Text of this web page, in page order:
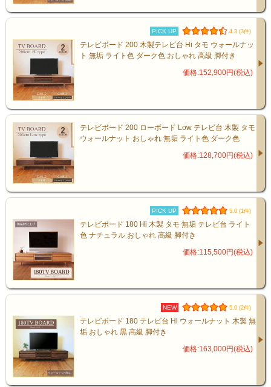
見た目も収納力も、妥協しない
引出しには、DVDやゲーム機、小物もすっ
きり整頓。
PICK UP 4.3 (3件)
テレビボード 200 木製テレビ台 Hi タモ ウォールナッ
ト 無垢 ライト色 ダーク色 おしゃれ 高級 脚付き
価格:152,900円(税込)
テレビボード 200 ローボード Low テレビ台 木製 タモ
ウォールナット おしゃれ 無垢 ライト色 ダーク色
価格:128,700円(税込)
PICK UP 5.0 (1件)
テレビボード 180 Hi 木製 タモ 無垢 テレビ台 ライト
色 ナチュラル おしゃれ 高級 脚付き
価格:115,500円(税込)
NEW 5.0 (2件)
テレビボード 180 テレビ台 Hi ウォールナット 木製 無
垢 おしゃれ 黒 高級 脚付き
価格:163,000円(税込)